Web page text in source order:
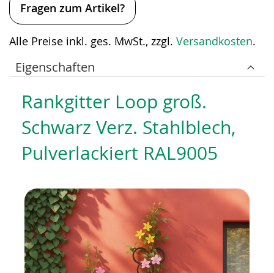
Fragen zum Artikel?
Alle Preise inkl. ges. MwSt., zzgl. Versandkosten.
Eigenschaften
Rankgitter Loop groß.
Schwarz Verz. Stahlblech,
Pulverlackiert RAL9005